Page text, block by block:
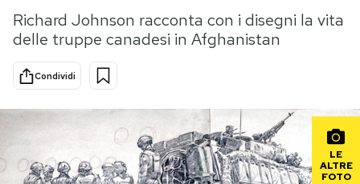
Politica
Tecnologia
Internet
Sport
Consumismi
Storie/Idee
Europa
Altrecose
Mondiali calcio 2026
Richard Johnson racconta con i disegni la vita
delle truppe canadesi in Afghanistan
Condividi
LE
ALTRE
FOTO